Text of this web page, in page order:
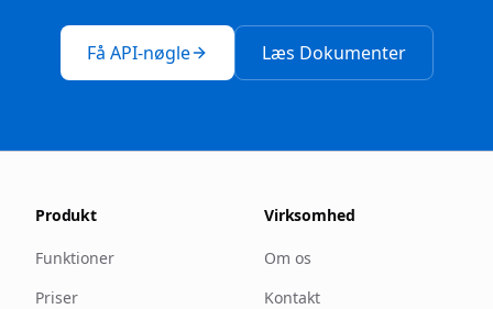
Få API-nøgle Læs Dokumenter
Produkt
Funktioner
Priser
Virksomhed
Om os
Kontakt